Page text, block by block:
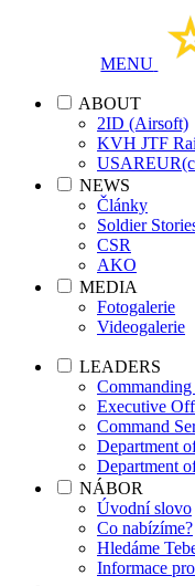
MENU
ABOUT
2ID (Airsoft)
KVH JTF
NEWS
Články
Soldier
CSR
AKO
MEDIA
Fotogalerie
Videogalerie
LEADERS
Executive
Command
Department
Department
NÁBOR
Úvodní slovo
Co nabízíme?
Hledáme
Informace